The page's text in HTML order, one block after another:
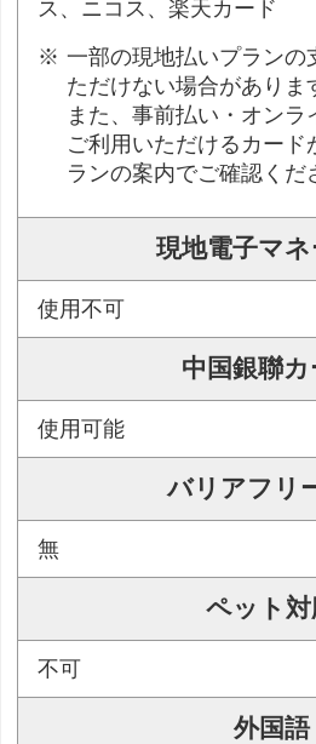
ス、ニコス、楽天カード
一部の現地払いプランの
ただけない場合がありま
また、事前払い・オン
ご利用いただけるカード
ランの案内でご確認くだ
現地電子マ
使用不可
中国銀聯カ
使用可能
バリアフリ
無
ペット対
不可
外国語